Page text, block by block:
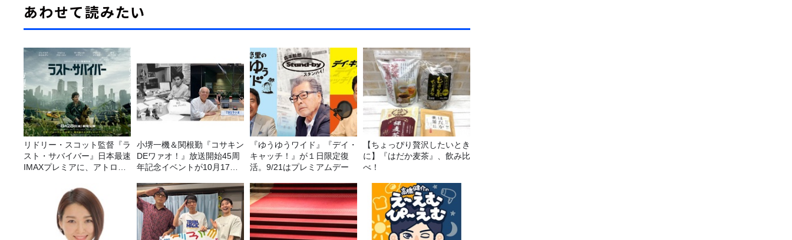
あわせて読みたい
リドリー・スコット監督『ラ
スト・サバイバー』日本最速
IMAXプレミアに、アトロク
小堺一機＆関根勤『コサキン
DEワァオ！』放送開始45周
年記念イベントが10月17日
FC先行受付スタート！
『ゆうゆうワイド』『デイ・
キャッチ！』が１日限定復
活。9/21はプレミアムデー
【ちょっぴり贅沢したいとき
に】『はだか麦茶』、飲み比
べ！